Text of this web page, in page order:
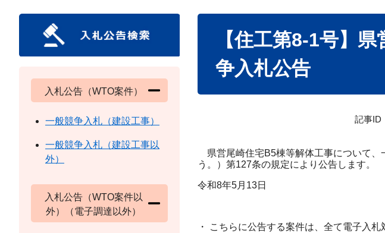
【住工第8-1号】
争入札公告
記事ID
県営尾崎住宅B5棟等解体工事について、
う。）第127条の規定により公告します。
令和8年5月13日
・ こちらに公告する案件は、全て電子入
入札公告（WTO案件）
一般競争入札（建設工事）
一般競争入札（建設工事以
外）
入札公告（WTO案件以
外）（電子調達以外）